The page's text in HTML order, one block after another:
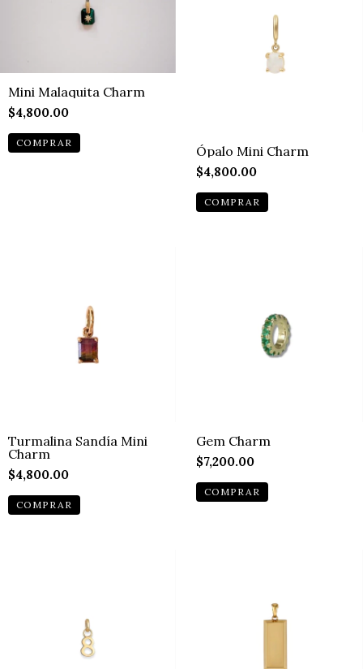
Mini Malaquita Charm
$4,800.00
Ópalo Mini Charm
$4,800.00
Turmalina Sandía Mini
Charm
$4,800.00
Gem Charm
$7,200.00
COMPRAR